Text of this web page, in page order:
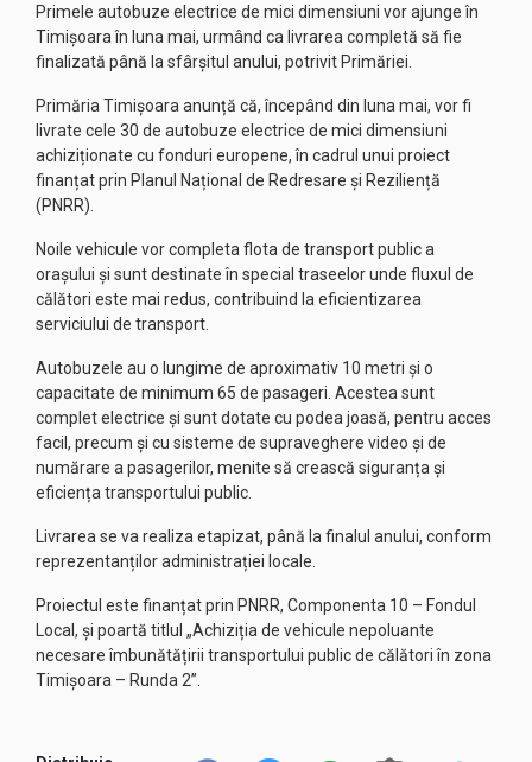
Primele autobuze electrice de mici dimensiuni vor ajunge în
Timișoara în luna mai, urmând ca livrarea completă să fie
finalizată până la sfârșitul anului, potrivit Primăriei.
Primăria Timișoara anunță că, începând din luna mai, vor fi
livrate cele 30 de autobuze electrice de mici dimensiuni
achiziționate cu fonduri europene, în cadrul unui proiect
finanțat prin Planul Național de Redresare și Reziliență
(PNRR).
Noile vehicule vor completa flota de transport public a
orașului și sunt destinate în special traseelor unde fluxul de
călători este mai redus, contribuind la eficientizarea
serviciului de transport.
Autobuzele au o lungime de aproximativ 10 metri și o
capacitate de minimum 65 de pasageri. Acestea sunt
complet electrice și sunt dotate cu podea joasă, pentru acces
facil, precum și cu sisteme de supraveghere video și de
numărare a pasagerilor, menite să crească siguranța și
eficiența transportului public.
Livrarea se va realiza etapizat, până la finalul anului, conform
reprezentanților administrației locale.
Proiectul este finanțat prin PNRR, Componenta 10 – Fondul
Local, și poartă titlul „Achiziția de vehicule nepoluante
necesare îmbunătățirii transportului public de călători în zona
Timișoara – Runda 2”.